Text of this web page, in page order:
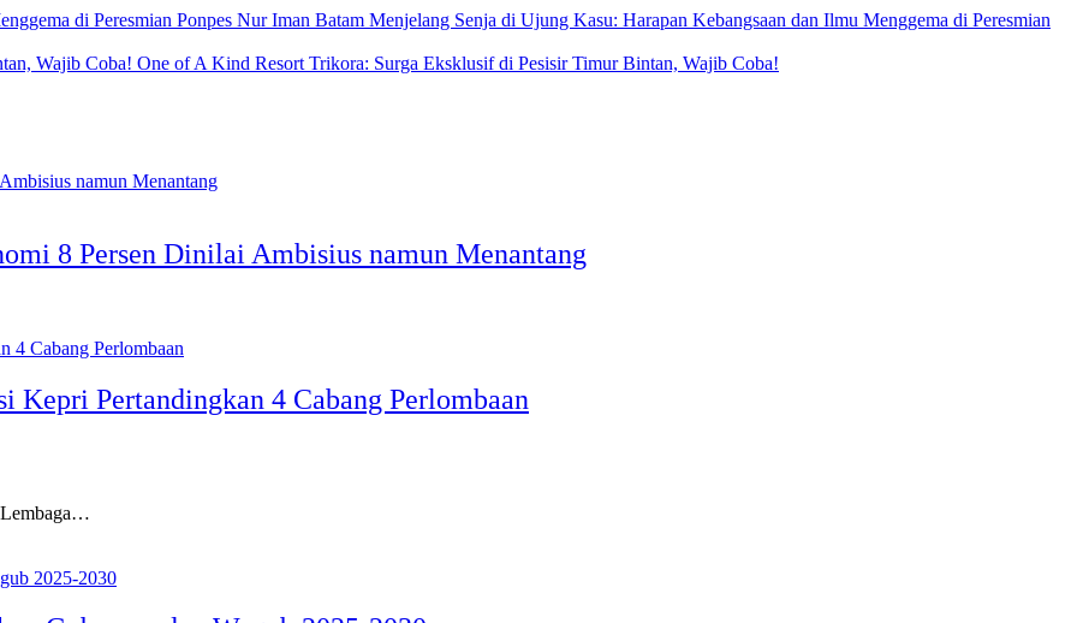
Menjelang Senja di Ujung Kasu: Harapan Kebangsaan dan Ilmu Menggema di Peresmian
One of A Kind Resort Trikora: Surga Eksklusif di Pesisir Timur Bintan, Wajib Coba!
8 Persen Dinilai Ambisius namun Menantang
Pertandingkan 4 Cabang Perlombaan
Lembaga…